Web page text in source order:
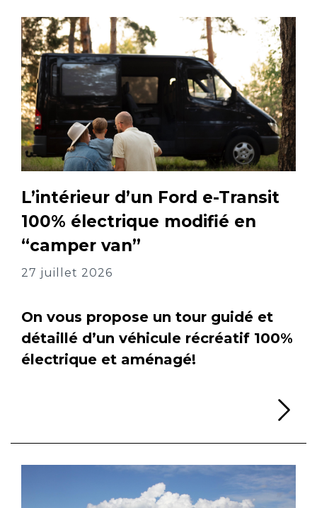
L’intérieur d’un Ford e-Transit
100% électrique modifié en
“camper van”
27 juillet 2026
On vous propose un tour guidé et
détaillé d’un véhicule récréatif 100%
électrique et aménagé!